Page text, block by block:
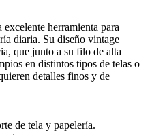
herramienta para
diaria. Su diseño vintage
que junto a su filo de alta
en distintos tipos de telas o
detalles finos y de
de tela y papelería.